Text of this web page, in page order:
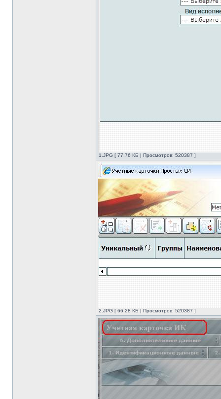
1.JPG [ 77.76 КБ | Просмотров: 520387 ]
2.JPG [ 66.28 КБ | Просмотров: 520387 ]